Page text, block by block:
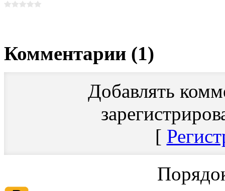
Комментарии (1)
Добавлять
[